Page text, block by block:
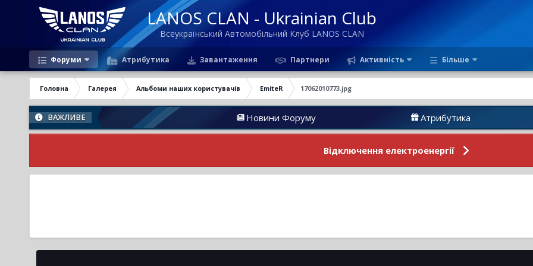
LANOS CLAN - Ukrainian Club
Всеукраїнський Автомобільний Клуб LANOS CLAN
Форуми Атрибутика Завантаження Партнери Активність Більше
Головна Галерея Альбоми наших користувачів EmiteR 17062010773.jpg
ВАЖЛИВЕ Новини Форуму Атрибутика
Відключення електроенергії